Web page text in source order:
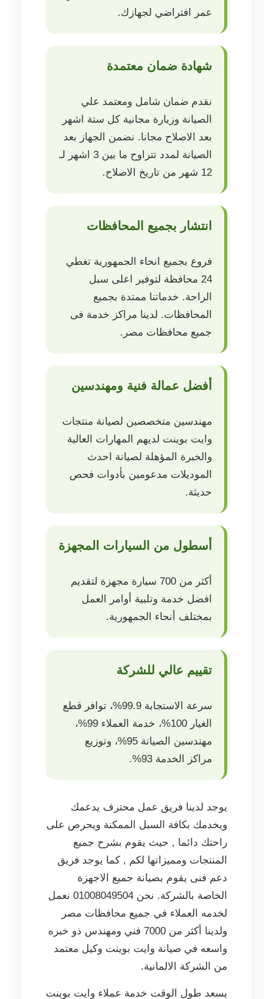
عمر افتراضي لجهازك.
شهادة ضمان معتمدة
نقدم ضمان شامل ومعتمد علي
الصيانة وزيارة مجانية كل ستة اشهر
بعد الاصلاح مجانا. نضمن الجهاز بعد
الصيانة لمدد تتراوح ما بين 3 اشهر لـ
12 شهر من تاريخ الاصلاح.
انتشار بجميع المحافظات
فروع بجميع انحاء الجمهورية تغطي
24 محافظة لتوفير اعلى سبل
الراحة. خدماتنا ممتدة بجميع
المحافظات. لدينا مراكز خدمة فى
جميع محافظات مصر.
أفضل عمالة فنية ومهندسين
مهندسين متخصصين لصيانة منتجات
وايت بوينت لديهم المهارات العالية
والخبرة المؤهلة لصيانة احدث
الموديلات مدعومين بأدوات فحص
حديثة.
أسطول من السيارات المجهزة
أكثر من 700 سيارة مجهزة لتقديم
افضل خدمة وتلبية أوامر العمل
بمختلف أنحاء الجمهورية.
تقييم عالي للشركة
سرعة الاستجابة 99.9%، توافر قطع
الغيار 100%، خدمة العملاء 99%،
مهندسين الصيانة 95%، وتوزيع
مراكز الخدمة 93%.
يوجد لدينا فريق عمل محترف يدعمك
ويخدمك بكافة السبل الممكنة ويحرص على
راحتك دائما , حيث يقوم بشرح جميع
المنتجات ومميزاتها لكم , كما يوجد فريق
دعم فنى يقوم بصيانة جميع الاجهزة
الخاصة بالشركة. نحن 01008049504 نعمل
لخدمه العملاء في جميع محافظات مصر
ولدينا أكثر من 7000 فني ومهندس ذو خبره
واسعه في صيانة وايت بوينت وكيل معتمد
من الشركة الالمانية.
يسعد طول الوقت خدمة عملاء وايت بوينت